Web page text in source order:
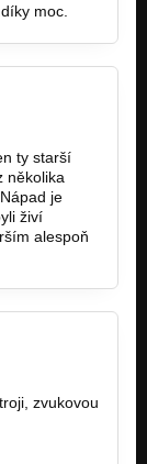
moc.
ty starší
několika
je
živí
alespoň
zvukovou